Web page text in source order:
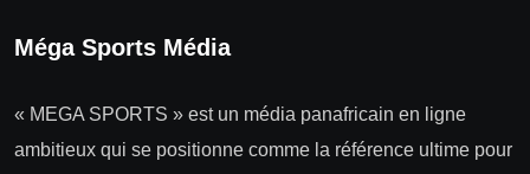
Méga Sports Média
« MEGA SPORTS » est un média panafricain en ligne
ambitieux qui se positionne comme la référence ultime pour